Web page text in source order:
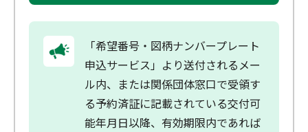
「希望番号・図柄ナンバープレート
申込サービス」より送付されるメー
ル内、または関係団体窓口で受領す
る予約済証に記載されている交付可
能年月日以降、有効期限内であれば